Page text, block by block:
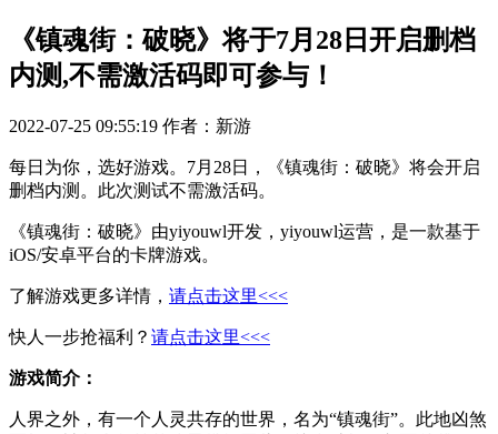
《镇魂街：破晓》将于7月28日开启删档
内测,不需激活码即可参与！
2022-07-25 09:55:19 作者：新游
每日为你，选好游戏。7月28日，《镇魂街：破晓》将会开启
删档内测。此次测试不需激活码。
《镇魂街：破晓》由yiyouwl开发，yiyouwl运营，是一款基于
iOS/安卓平台的卡牌游戏。
了解游戏更多详情， 请点击这里<<<
快人一步抢福利？ 请点击这里<<<
游戏简介：
人界之外，有一个人灵共存的世界，名为“镇魂街”。此地凶煞